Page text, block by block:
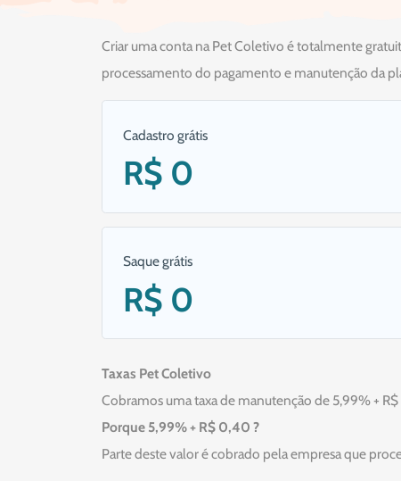
Criar uma conta na Pet Coletivo é totalmente
processamento do pagamento e manutenção da
Cadastro grátis
R$ 0
Saque grátis
R$ 0
Taxas Pet Coletivo
Cobramos uma taxa de manutenção de 5,99% +
Porque 5,99% + R$ 0,40 ?
Parte deste valor é cobrado pela empresa que